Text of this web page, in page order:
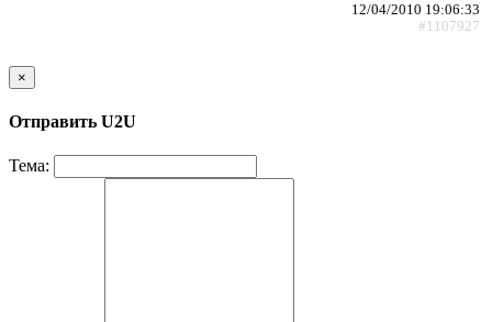
12/04/2010 19:06:33
#1107927
×
Отправить U2U
Тема: